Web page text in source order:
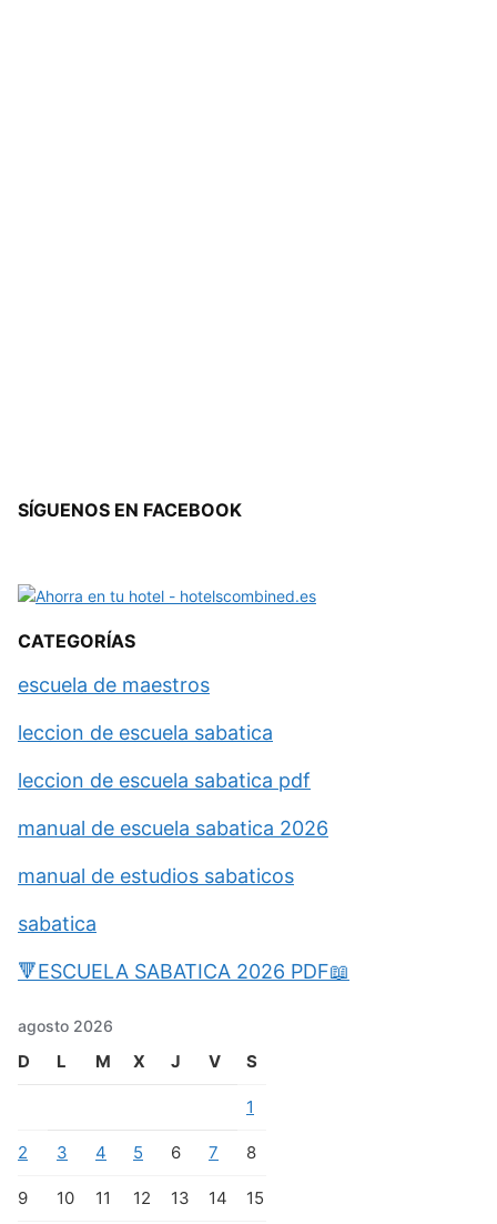
SÍGUENOS EN FACEBOOK
CATEGORÍAS
escuela de maestros
leccion de escuela sabatica
leccion de escuela sabatica pdf
manual de escuela sabatica 2026
manual de estudios sabaticos
sabatica
🔻ESCUELA SABATICA 2026 PDF📖
agosto 2026
D L M X J V S
1
2 3 4 5 6 7 8
9 10 11 12 13 14 15